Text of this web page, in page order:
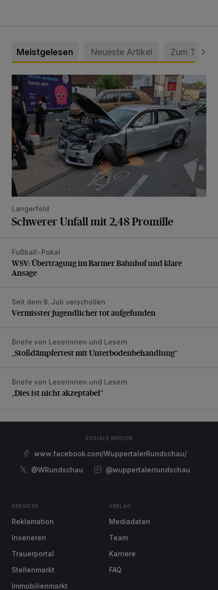
Meistgelesen Neueste Artikel Zum Thema
Schwerer Unfall mit 2,48 Promille
Langerfeld
Schwerer Unfall mit 2,48 Promille
WSV: Übertragung im Barmer Bahnhof und klare Ansage
Fußball-Pokal
WSV: Übertragung im Barmer Bahnhof und klare
Ansage
Vermisster Jugendlicher tot aufgefunden
Seit dem 8. Juli verschollen
Vermisster Jugendlicher tot aufgefunden
„Stoßdämpfertest mit Unterbodenbehandlung“
Briefe von Leserinnen und Lesern
„Stoßdämpfertest mit Unterbodenbehandlung“
„Dies ist nicht akzeptabel“
Briefe von Leserinnen und Lesern
„Dies ist nicht akzeptabel“
SOZIALE MEDIEN
www.facebook.com/WuppertalerRundschau/
@WRundschau
@wuppertalerrundschau
SERVICES
Reklamation
Inserieren
Trauerportal
Stellenmarkt
Immobilienmarkt
VERLAG
Mediadaten
Team
Karriere
FAQ